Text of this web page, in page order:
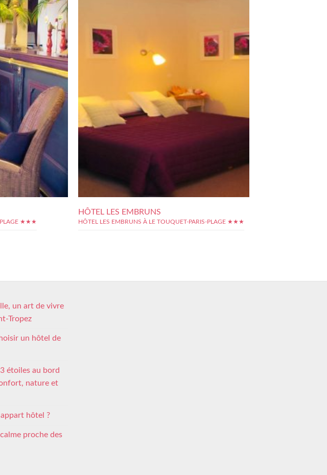
PLAGE ★★★
HÔTEL LES EMBRUNS
HÔTEL LES EMBRUNS À LE TOUQUET-PARIS-PLAGE ★★★
un art de vivre
Tropez
un hôtel de
étoiles au bord
nature et
hôtel ?
proche des